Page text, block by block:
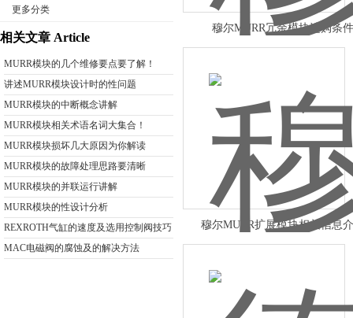
更多分类
相关文章 Article
MURR模块的几个维修要点要了解！
讲述MURR模块设计时的性问题
MURR模块的中断概念讲解
MURR模块相关术语名词大集合！
MURR模块损坏几大原因为你解读
MURR模块的故障处理思路要清晰
MURR模块的并联运行讲解
MURR模块的性设计分析
REXROTH气缸的速度及选用控制阀技巧
MAC电磁阀的腐蚀及的解决方法
穆尔MURR冗余模块选购条件
穆尔MURR扩展模块相关信息